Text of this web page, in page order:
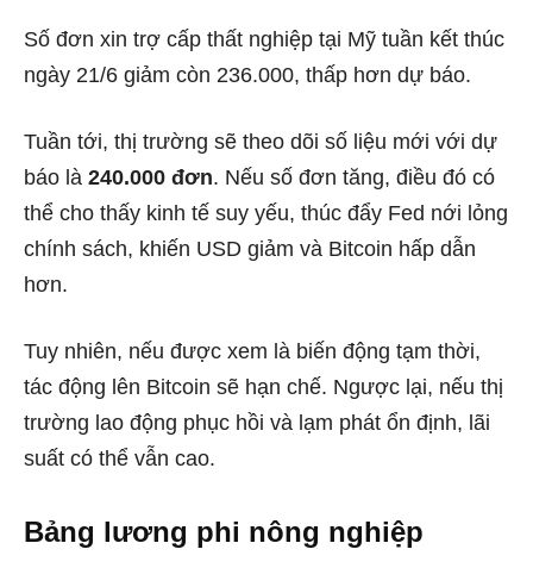
Số đơn xin trợ cấp thất nghiệp tại Mỹ tuần kết thúc
ngày 21/6 giảm còn 236.000, thấp hơn dự báo.
Tuần tới, thị trường sẽ theo dõi số liệu mới với dự
báo là 240.000 đơn. Nếu số đơn tăng, điều đó có
thể cho thấy kinh tế suy yếu, thúc đẩy Fed nới lỏng
chính sách, khiến USD giảm và Bitcoin hấp dẫn
hơn.
Tuy nhiên, nếu được xem là biến động tạm thời,
tác động lên Bitcoin sẽ hạn chế. Ngược lại, nếu thị
trường lao động phục hồi và lạm phát ổn định, lãi
suất có thể vẫn cao.
Bảng lương phi nông nghiệp